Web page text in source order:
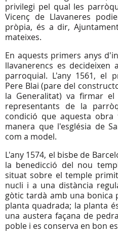
privilegi pel qual les
Vicenç de Llavaneres
pròpia, és a dir,
mateixes.
En aquests primers anys
llavanerencs es
parroquial. L'any 1561, el
Pere Blai (pare del
la Generalitat) va firmar
representants de la
condició que aquesta
manera que l'església de
com a model.
L'any 1574, el bisbe de
la benedicció del nou
situat sobre el temple
nucli i a una distància
gòtic tardà amb una bonica
planta quadrada; la planta
una austera façana de
poble i es conserva en bon